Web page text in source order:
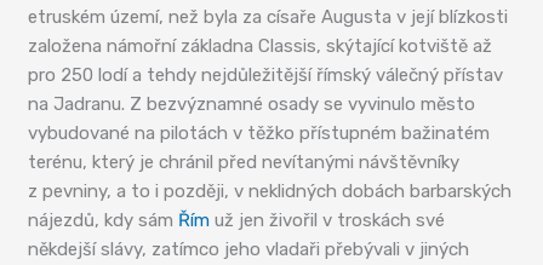
etruském území, než byla za císaře Augusta v její blízkosti
založena námořní základna Classis, skýtající kotviště až
pro 250 lodí a tehdy nejdůležitější římský válečný přístav
na Jadranu. Z bezvýznamné osady se vyvinulo město
vybudované na pilotách v těžko přístupném bažinatém
terénu, který je chránil před nevítanými návštěvníky
z pevniny, a to i později, v neklidných dobách barbarských
nájezdů, kdy sám Řím už jen živořil v troskách své
někdejší slávy, zatímco jeho vladaři přebývali v jiných